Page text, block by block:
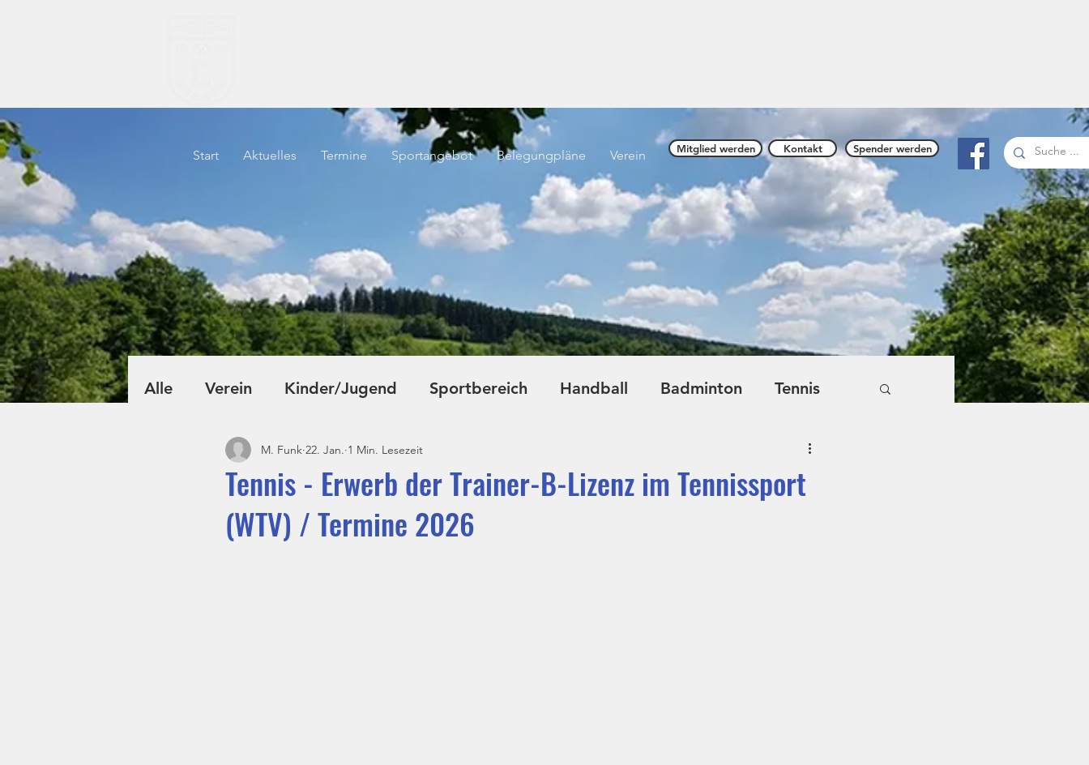
Start Aktuelles Termine Sportangebot Belegungpläne Verein Mitglied werden Kontakt Spender werden
Alle Verein Kinder/Jugend Sportbereich Handball Badminton Tennis
Fußball Volleyball Ju-Jutsu
Tennis - Erwerb der Trainer-B-Lizenz im Tennissport
(WTV) / Termine 2026
M. Funk 22. Jan. 1 Min. Lesezeit